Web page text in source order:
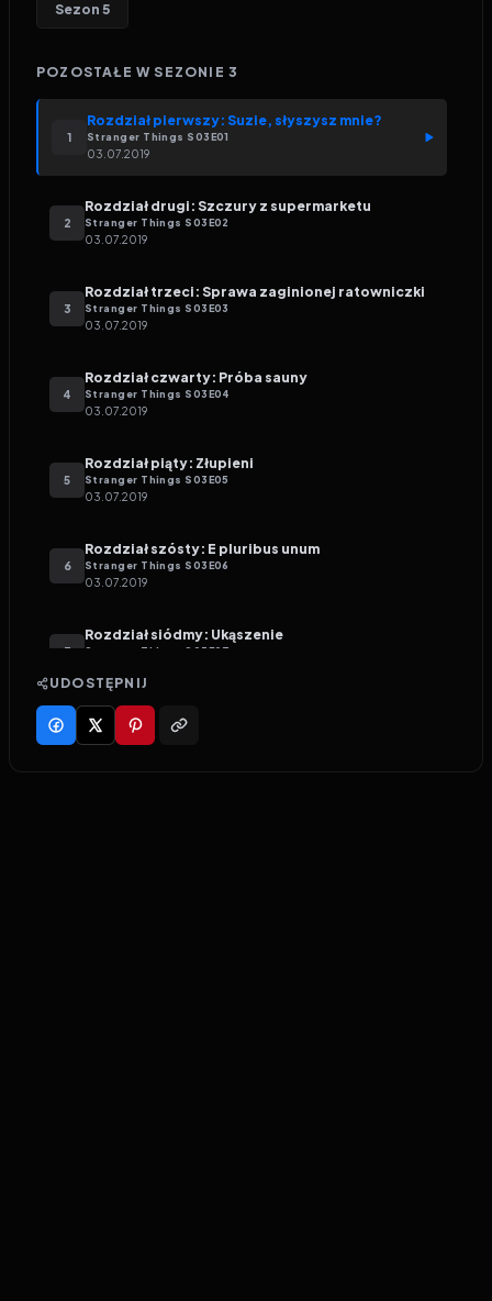
Sezon 5
POZOSTAŁE W SEZONIE 3
1
Rozdział pierwszy: Suzie, słyszysz mnie?
Stranger Things S03E01
03.07.2019
2
Rozdział drugi: Szczury z supermarketu
Stranger Things S03E02
03.07.2019
3
Rozdział trzeci: Sprawa zaginionej ratowniczki
Stranger Things S03E03
03.07.2019
4
Rozdział czwarty: Próba sauny
Stranger Things S03E04
03.07.2019
5
Rozdział piąty: Złupieni
Stranger Things S03E05
03.07.2019
6
Rozdział szósty: E pluribus unum
Stranger Things S03E06
03.07.2019
7
Rozdział siódmy: Ukąszenie
Stranger Things S 03E07
Rozdział ósmy: Bitwa o Starcourt
Stranger Things
UDOSTĘPNIJ